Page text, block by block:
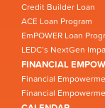
Credit Builder Loan
ACE Loan Program
EmPOWER Loan
LEDC’s NextGen
FINANCIAL
Financial
Financial